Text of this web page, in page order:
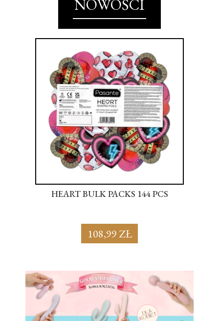
NOWOŚCI
HEART BULK PACKS 144 PCS
108,99 ZŁ